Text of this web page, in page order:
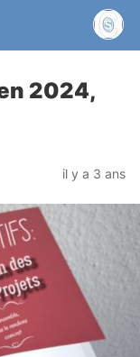
2024,
il y a 3 ans